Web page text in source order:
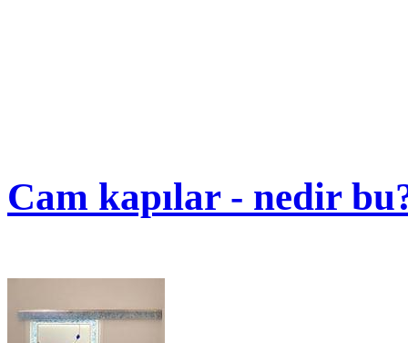
Cam kapılar - nedir